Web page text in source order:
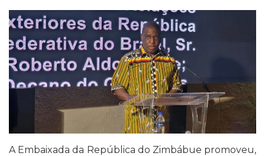
A Embaixada da República do Zimbábue promoveu,